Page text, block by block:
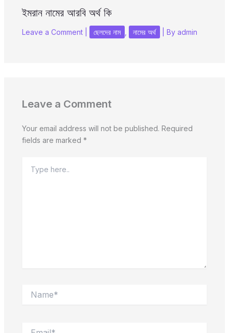
ইমরান নামের আরবি অর্থ কি
Leave a Comment ছেলদের নাম নামের অর্থ | By admin
Leave a Comment
Your email address will not be published. Required
fields are marked *
here..